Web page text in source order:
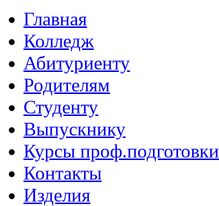
Главная
Колледж
Абитуриенту
Родителям
Студенту
Выпускнику
Курсы проф.подготовки
Контакты
Изделия